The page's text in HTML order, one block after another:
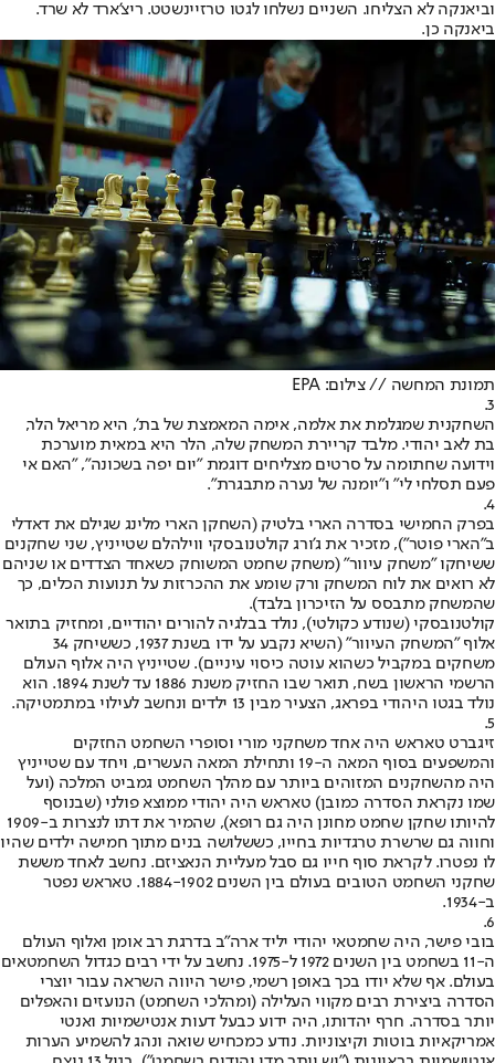
וביאנקה לא הצליחו. השניים נשלחו לגטו טרזיינשטט. ריצ'ארד לא שרד.
ביאנקה כן.
תמונת המחשה // צילום: EPA
3.
השחקנית שמגלמת את אלמה, אימה המאמצת של בת', היא מריאל הלר,
בת לאב יהודי. מלבד קריירת המשחק שלה, הלר היא במאית מוערכת
וידועה שחתומה על סרטים מצליחים דוגמת "יום יפה בשכונה", "האם אי
פעם תסלחי לי" ו"יומנה של נערה מתבגרת".
4.
בפרק החמישי בסדרה הארי בלטיק (השחקן הארי מלינג שגילם את דאדלי
ב"הארי פוטר"), מזכיר את ג'ורג קולטנובסקי ווילהלם שטייניץ, שני שחקנים
ששיחקו "משחק עיוור" (משחק שחמט המשוחק כשאחד הצדדים או שניהם
לא רואים את לוח המשחק ורק שומע את ההכרזות על תנועות הכלים, כך
שהמשחק מתבסס על הזיכרון בלבד).
קולטנובסקי (שנודע כקולטי), נולד בבלגיה להורים יהודיים, ומחזיק בתואר
אלוף "המשחק העיוור" (השיא נקבע על ידו בשנת 1937, כששיחק 34
משחקים במקביל כשהוא עוטה כיסוי עיניים). שטייניץ היה אלוף העולם
הרשמי הראשון בשח, תואר שבו החזיק משנת 1886 עד לשנת 1894. הוא
נולד בגטו היהודי בפראג, הצעיר מבין 13 ילדים ונחשב לעילוי במתמטיקה.
5.
זיגברט טאראש היה אחד משחקני מורי וסופרי השחמט החזקים
והמשפעים בסוף המאה ה-19 ותחילת המאה העשרים, ויחד עם שטייניץ
היה מהשחקנים המזוהים ביותר עם מהלך השחמט גמביט המלכה (ועל
שמו נקראת הסדרה כמובן) טאראש היה יהודי ממוצא פולני (שבנוסף
להיותו שחקן שחמט מחונן היה גם רופא), שהמיר את דתו לנצרות ב-1909
וחווה גם שרשרת טרגדיות בחייו, כששלושה בנים מתוך חמישה ילדים שהיו
לו נפטרו. לקראת סוף חייו גם סבל מעליית הנאציזם. נחשב לאחד מששת
שחקני השחמט הטובים בעולם בין השנים 1884-1902. טאראש נפטר
ב-1934.
6.
בובי פישר, היה שחמטאי יהודי יליד ארה"ב בדרגת רב אומן ואלוף העולם
ה-11 בשחמט בין השנים 1972 ל-1975. נחשב על ידי רבים כגדול השחמטאים
בעולם. אף שלא יודו בכך באופן רשמי, פישר היווה השראה עבור יוצרי
הסדרה ביצירת רבים מקווי העלילה (ומהלכי השחמט) הנועזים והאפלים
יותר בסדרה. חרף יהדותו, היה ידוע כבעל דעות אנטישמיות ואנטי
אמריקאיות בוטות וקיצוניות. נודע כמכחיש שואה ונהג להשמיע הערות